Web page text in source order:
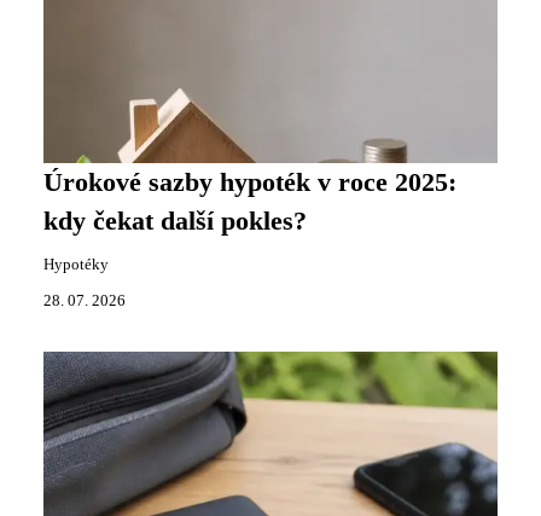
Úrokové sazby hypoték v roce 2025:
kdy čekat další pokles?
Hypotéky
28. 07. 2026